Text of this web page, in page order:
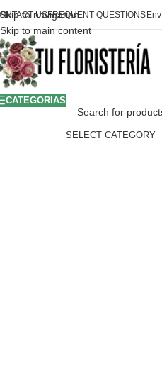
Skip to navigation
Skip to main content
USFREQUENT QUESTIONS
CATEGORIAS
SELECT CATEGORY